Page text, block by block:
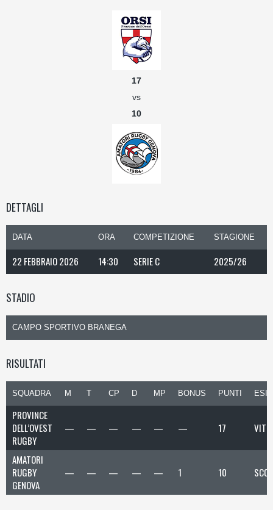
17
vs
10
DETTAGLI
DATA ORA COMPETIZIONE STAGIONE
22 FEBBRAIO 2026 14:30 SERIE C 2025/26
STADIO
CAMPO SPORTIVO BRANEGA
RISULTATI
SQUADRA M T CP D MP BONUS PUNTI
PROVINCE
DELL’OVEST
RUGBY
— — — — — — 17
AMATORI
RUGBY
GENOVA
— — — — — 1 10